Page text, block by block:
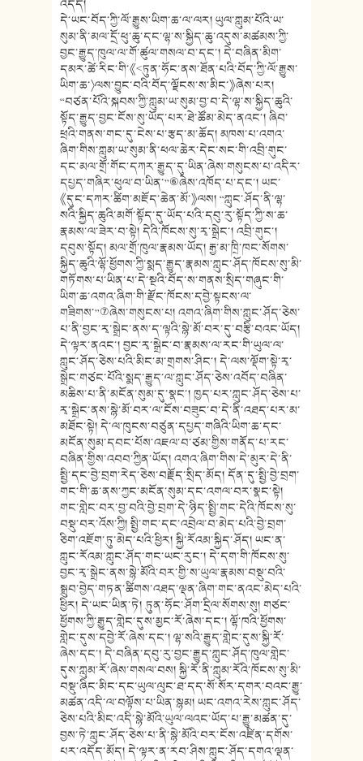
འདོད།
དེ་ཡང་བོད་ཀྱི་ལོ་རྒྱུས་ཡིག་ཆ་ལ་ལར། ཡུལ་ཀླུམ་པོའི་ཡ་
སུམ་ནི་མལ་དྲོ་ཕུ་ཆུ་དང་ལྷ་ས་སྐྱིད་ཆུ་འདུས་མཚམས་ཀྱི་
བྱང་རྒྱུད་ཁུལ་ལ་གོ་ཚུལ་གསལ་བ་དང་། དེ་བཞིན་མིག་
དམར་ཚེ་རིང་གི་《<ཏུན་ཧོང་ནས་ཐོན་པའི་བོད་ཀྱི་ལོ་རྒྱུས་
ཡིག་ཆ་〉ལས་བྱུང་བའི་བོད་ལྗོངས་ས་མིང་》ཞེས་པར།
“བཙན་པོའི་སྐབས་ཀྱི་ཀླུམ་ཡ་སུམ་བྱ་བ་དེ་ལྷ་ས་སྐྱིད་ཆུའི་
སྟོད་རྒྱུད་བྱང་ངོས་སུ་ཡོད་པར་ཐེ་ཚོམ་མེད་ནའང་། ཞིབ་
ཕྲའི་གནས་གང་དུ་ངེས་པ་རྩད་མ་ཆོད། མཁས་པ་འགའ་
ཞིག་གིས་ཀླུམ་ཡ་སུམ་ནི་ཕལ་ཆེར་དེང་སང་གི་འབྲི་གུང་
དང་མལ་གྲོ་གོང་དཀར་རྒྱུད་དུ་ཡིན་ཞེས་གསུངས་པ་འདིར་
དཔྱད་གཞིར་ཕུལ་བ་ཡིན་”⑥ཞེས་འཁོད་པ་དང་། ཡང་
《དུང་དཀར་ཚིག་མཇོད་ཆེན་མོ་》ལས། “ཀླུང་ཤོད་ནི་ལྷ་
སའི་སྐྱིད་ཆུའི་མགོ་སྟོད་དུ་ཡོད་པའི་དབུ་རུ་སྟོད་ཀྱི་ས་ཆ་
རྣམས་ལ་ཟེར་བ་སྟེ། དེའི་ཁོངས་སུ་རྭ་སྒྲེང་། འབྲི་གུང་།
དབུས་སྟོད། མལ་གྲོ་ཁུལ་རྣམས་ཡོད། རྒྱ་མ་ཁྲི་ཁང་སོགས་
སྐྱིད་ཆུའི་ལྷོ་ཕྱོགས་ཀྱི་སྨད་རྒྱུད་རྣམས་ཀླུང་ཤོད་ཁོངས་སུ་མི་
གཏོགས་པ་ཡིན་པ་དེ་སྔའི་བོད་ས་གནས་སྲིད་གཞུང་གི་
ཡིག་ཆ་འགའ་ཞིག་གི་རྫོང་ཁོངས་དབྱེ་སྟངས་ལ་
གཟིགས་”⑦ཞེས་གསུངས་པ། འགའ་ཞིག་གིས་ཀླུང་ཤོད་ཅེས་
པ་ནི་བྱང་རྭ་སྒྲེང་ནས་ད་ལྟའི་སྙེ་མོ་བར་དུ་བརྩི་བའང་ཡོད།
དེ་ལྟར་ནའང་། བྱང་རྭ་སྒྲེང་བ་རྣམས་ལ་རང་གི་ཡུལ་ལ་
ཀླུང་ཤོད་ཅེས་པའི་མིང་མ་གྲགས་ཤིང་། དེ་ལས་ལྡོག་སྟེ་རྭ་
སྒྲེང་གཙང་པོའི་སྨད་རྒྱུད་ལ་ཀླུང་ཤོད་ཅེས་འབོད་བཞིན་
མཆིས་པ་ནི་མངོན་སུམ་དུ་སྣང་། ཁྱད་པར་ཀླུང་ཤོད་ཅེས་པ་
རྭ་སྒྲེང་ནས་སྙེ་མོ་བར་ལ་ངོས་བཟུང་བ་དེ་ནི་འཐད་པར་མ་
མཐོང་སྟེ། དེ་ལ་ཁུངས་བཙུན་དཔྱད་གཞིའི་ཡིག་ཆ་དང་
མངོན་སུམ་དབང་པོས་འཇལ་བ་ཙམ་གྱིས་གནོད་པ་རང་
བཞིན་གྱིས་འབབ་ཀྱིན་ཡོད། འགའ་ཞིག་གིས་དེ་མུར་དེ་ནི་
སྤྱི་དང་བྱེ་བྲག་རེད་ཅེས་བརྗོད་སྲིད་མོད། དོན་དུ་སྤྱི་བྱེ་བྲག་
གང་གི་ཆ་ནས་ཀྱང་མངོན་སུམ་དང་འགལ་བར་སྣང་སྟེ།
གང་གླེང་བར་བྱ་བའི་བྱེ་བྲག་དེ་ཉིད་སྤྱི་གང་དེའི་ཁོངས་སུ་
བསྡུ་བར་འོས་ཀྱི། སྤྱི་གང་དང་འབྲེལ་བ་མེད་པའི་བྱེ་བྲག་
ཅིག་འཇོག་ཏུ་མེད་པའི་ཕྱིར། སྐྱི་རོའམ་སྐྱིད་ཤོད། ཡང་ན་
ཀླུང་རོའམ་ཀླུང་ཤོད་གང་ཡང་རུང་། དེ་དག་གི་ཁོངས་སུ་
བྱང་རྭ་སྒྲེང་ནས་སྙེ་མོའི་བར་གྱི་ས་ཡུལ་རྣམས་བསྡུ་བའི་
སྒྲུབ་བྱེད་གཏན་ཚིགས་འཐད་ལྡན་ཞིག་གང་ནའང་མེད་པའི་
ཕྱིར། དེ་ཡང་ཡིན་ཏེ། ཏུན་ཧོང་ཤོག་དྲིལ་སོགས་སུ། གཙང་
ཕྱོགས་ཀྱི་རྒྱུད་གླེང་དུས་མྱང་རོ་ཞེས་དང་། ལྷོ་ཁའི་ཕྱོགས་
གླེང་དུས་དབྱེ་རོ་ཞེས་དང་། ལྷ་སའི་རྒྱུད་གླེང་དུས་སྐྱི་རོ་
ཞེས་དང་། དེ་བཞིན་དབུ་རུ་བྱང་རྒྱུད་ཀླུང་ཤོད་ཁུལ་གླེང་
དུས་ཀླུམ་རོ་ཞེས་གསལ་བས། སྐྱི་རོ་ནི་ཀླུམ་རོའི་ཁོངས་སུ་མི་
བསྡུ་ཞིང་མིང་དང་ཡུལ་ལུང་ཐ་དད་སོ་སོར་དགར་བའང་རྒྱུ་
མཚན་འདི་ལ་བལྟོས་པ་ཡིན་སྙམ། ཡང་འགའ་རེས་ཀླུང་ཤོད་
ཅེས་པའི་མིང་འདི་སྙེ་མོའི་ཡུལ་ལའང་ཡོད་པ་རྒྱུ་མཚན་དུ་
བྱས་ཏེ་ཀླུང་ཤོད་ཅེས་པ་ནི་སྙེ་མོའི་བར་ངོས་འཛིན་དགོས་
པར་འདོད་མོད། དེ་ལྟར་ན་རབ་ཤིས་ཀླུང་ཤོད་དགའ་ལྡན་